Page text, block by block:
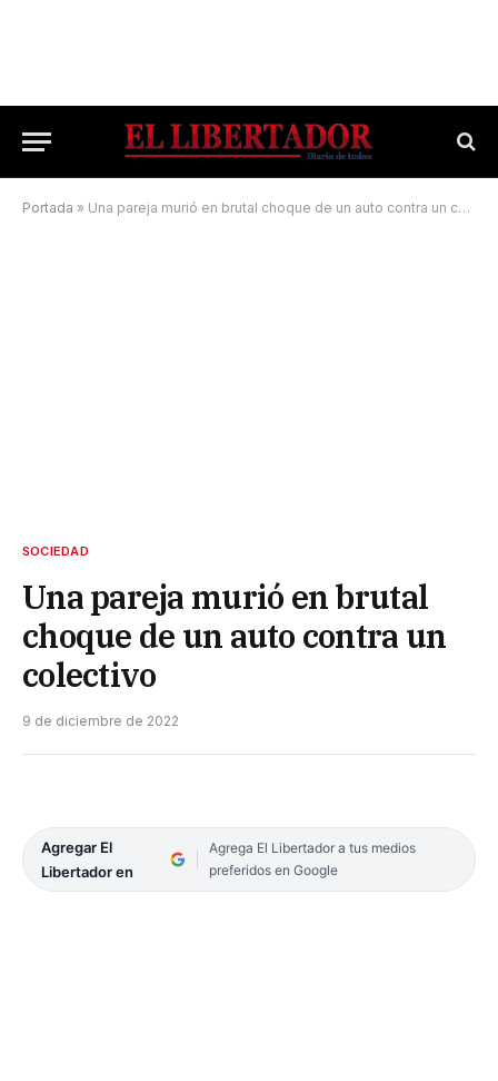
Portada » Una pareja murió en brutal choque de un auto contra un colectivo
SOCIEDAD
Una pareja murió en brutal
choque de un auto contra un
colectivo
9 de diciembre de 2022
Agregar El
Libertador en
Agrega El Libertador a tus medios
preferidos en Google